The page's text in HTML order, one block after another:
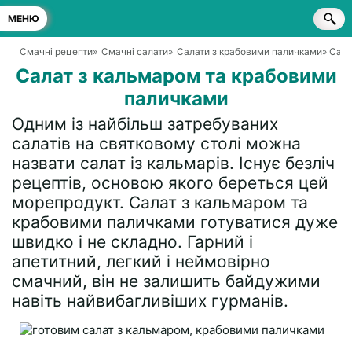
МЕНЮ
Смачні рецепти» Смачні салати» Салати з крабовими паличками»
Салат з кальмаром та крабовими
паличками
Одним із найбільш затребуваних
салатів на святковому столі можна
назвати салат із кальмарів. Існує безліч
рецептів, основою якого береться цей
морепродукт. Салат з кальмаром та
крабовими паличками готуватися дуже
швидко і не складно. Гарний і
апетитний, легкий і неймовірно
смачний, він не залишить байдужими
навіть найвибагливіших гурманів.